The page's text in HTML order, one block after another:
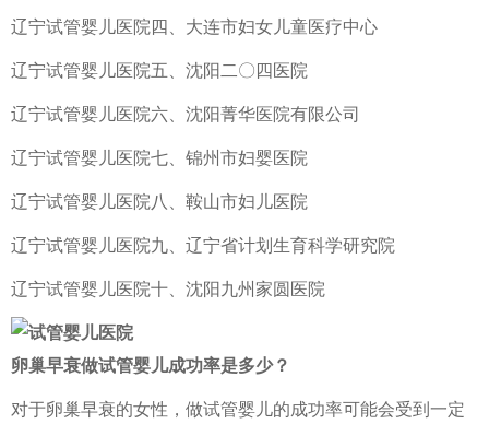
辽宁试管婴儿医院四、大连市妇女儿童医疗中心
辽宁试管婴儿医院五、沈阳二〇四医院
辽宁试管婴儿医院六、沈阳菁华医院有限公司
辽宁试管婴儿医院七、锦州市妇婴医院
辽宁试管婴儿医院八、鞍山市妇儿医院
辽宁试管婴儿医院九、辽宁省计划生育科学研究院
辽宁试管婴儿医院十、沈阳九州家圆医院
卵巢早衰做试管婴儿成功率是多少？
对于卵巢早衰的女性，做试管婴儿的成功率可能会受到一定